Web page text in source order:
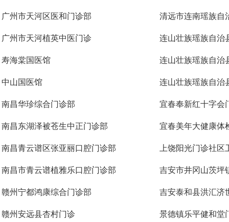
广州市天河区医和门诊部
广州市天河植英中医门诊
寿海棠国医馆
中山国医馆
南昌华珍综合门诊部
南昌东湖泽被苍生中正门诊部
南昌青云谱区张亚丽口腔门诊部
南昌市青云谱植雅乐口腔门诊部
赣州宁都鸿康综合门诊部
赣州安远县杏村门诊
清远市连南瑶族自
连山壮族瑶族自治
连山壮族瑶族自治
连山壮族瑶族自治
宜春奉新红十字会
宜春美年大健康体
上饶阳光门诊社区
吉安市井冈山茨坪
吉安泰和县洪汇济
景德镇乐平健和堂